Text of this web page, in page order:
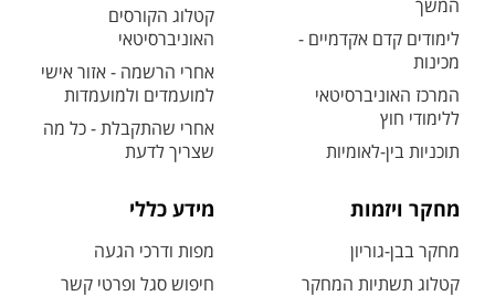
המשך
לימודים קדם אקדמיים -
מכינות
המרכז האוניברסיטאי
ללימודי חוץ
תוכניות בין-לאומיות
קטלוג הקורסים
האוניברסיטאי
אחרי הרשמה - אזור אישי
למועמדים ולמועמדות
אחרי שהתקבלת - כל מה
שצריך לדעת
מחקר ויזמות
מחקר בבן-גוריון
קטלוג תשתיות המחקר
מידע כללי
מפות ודרכי הגעה
חיפוש סגל ופרטי קשר